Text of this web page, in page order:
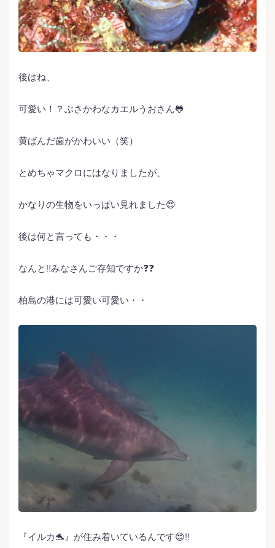
後はね、
可愛い！？ぶさかわなカエルうおさん🐸
黄ばんだ歯がかわいい（笑）
とめちゃマクロにはなりましたが、
かなりの生物をいっぱい見れました😍
後は何と言っても・・・
なんと‼️みなさんご存知ですか❓❓
柏島の港には可愛い可愛い・・
『イルカ🐬』が住み着いているんです😍‼️